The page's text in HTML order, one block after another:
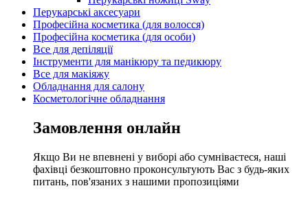
Перукарські аксесуари
Професійна косметика (для волосся)
Професійна косметика (для особи)
Все для депіляції
Інструменти для манікюру та педикюру
Все для макіяжу
Обладнання для салону
Косметологічне обладнання
Замовлення онлайн
Якщо Ви не впевнені у виборі або сумніваєтеся, наші
фахівці безкоштовно проконсультують Вас з будь-яких
питань, пов'язаних з нашими пропозиціями